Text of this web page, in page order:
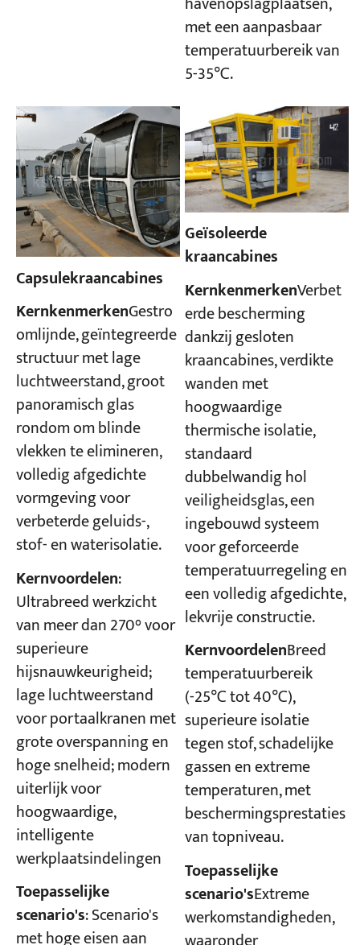
met een aanpasbaar
temperatuurbereik van
5-35℃.
Capsulekraancabines
KernkenmerkenGestro
omlijnde, geïntegreerde
structuur met lage
luchtweerstand, groot
panoramisch glas
rondom om blinde
vlekken te elimineren,
volledig afgedichte
vormgeving voor
verbeterde geluids-,
stof- en waterisolatie.
Kernvoordelen:
Ultrabreed werkzicht
van meer dan 270° voor
superieure
hijsnauwkeurigheid;
lage luchtweerstand
voor portaalkranen met
grote overspanning en
hoge snelheid; modern
uiterlijk voor
hoogwaardige,
intelligente
werkplaatsindelingen
Toepasselijke
scenario's: Scenario's
met hoge eisen aan
Geïsoleerde
kraancabines
KernkenmerkenVerbet
erde bescherming
dankzij gesloten
kraancabines, verdikte
wanden met
hoogwaardige
thermische isolatie,
standaard
dubbelwandig hol
veiligheidsglas, een
ingebouwd systeem
voor geforceerde
temperatuurregeling en
een volledig afgedichte,
lekvrije constructie.
KernvoordelenBreed
temperatuurbereik
(-25℃ tot 40℃),
superieure isolatie
tegen stof, schadelijke
gassen en extreme
temperaturen, met
beschermingsprestaties
van topniveau.
Toepasselijke
scenario'sExtreme
werkomstandigheden,